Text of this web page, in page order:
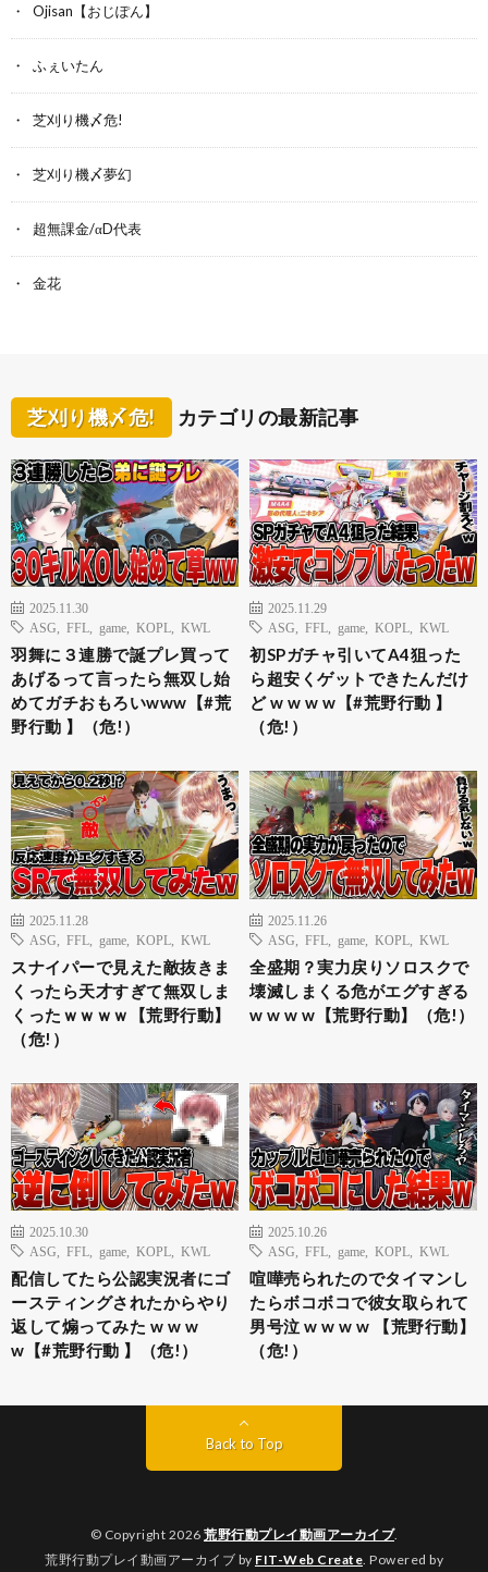
Ojisan【おじぽん】
ふぇいたん
芝刈り機〆危!
芝刈り機〆夢幻
超無課金/αD代表
金花
芝刈り機〆危! カテゴリの最新記事
2025.11.30
ASG
FFL game KOPL KWL
羽舞に３連勝で誕プレ買って
あげるって言ったら無双し始
めてガチおもろいwww【#荒
野行動 】（危!）
2025.11.29
ASG
FFL game KOPL KWL
初SPガチャ引いてA4狙った
ら超安くゲットできたんだけ
ど w w w w【#荒野行動 】
（危!）
2025.11.28
ASG
FFL game KOPL KWL
スナイパーで見えた敵抜きま
くったら天才すぎて無双しま
くったｗｗｗｗ【荒野行動】
（危!）
2025.11.26
ASG
FFL game KOPL KWL
全盛期？実力戻りソロスクで
壊滅しまくる危がエグすぎる
w w w w【荒野行動】（危!）
2025.10.30
ASG
FFL game KOPL KWL
配信してたら公認実況者にゴ
ースティングされたからやり
返して煽ってみた w w w
w【#荒野行動 】（危!）
2025.10.26
ASG
FFL game KOPL KWL
喧嘩売られたのでタイマンし
たらボコボコで彼女取られて
男号泣 w w w w 【荒野行動】
（危!）
Back to Top
© Copyright 2026 荒野行動プレイ動画アーカイブ.
荒野行動プレイ動画アーカイブ by FIT-Web Create. Powered by